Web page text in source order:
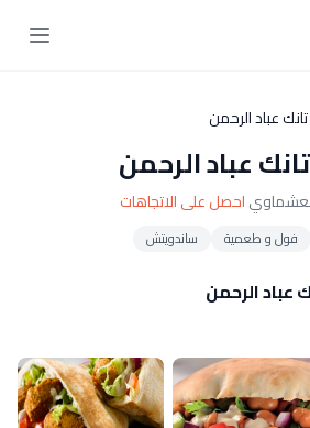
عباد الرحمن
عباد الرحمن
احصل على الاتجاهات
فول و طعمية ساندويتش
الرحمن